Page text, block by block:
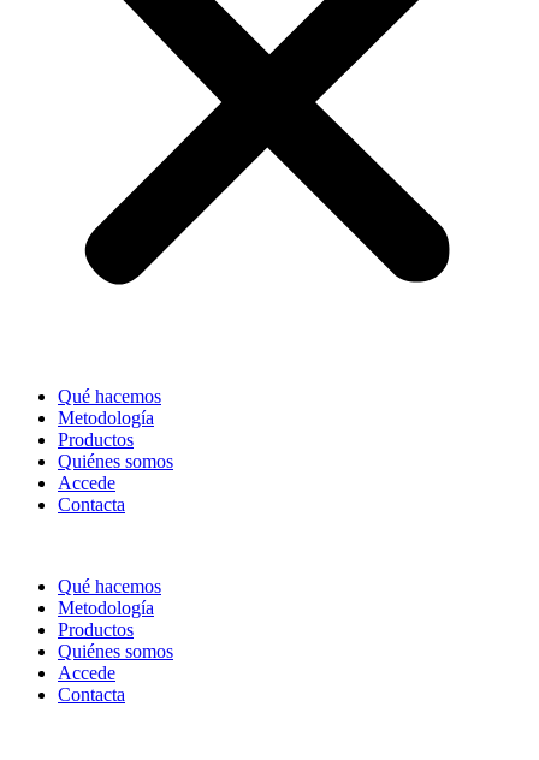
Qué hacemos
Metodología
Productos
Quiénes somos
Accede
Contacta
Qué hacemos
Metodología
Productos
Quiénes somos
Accede
Contacta